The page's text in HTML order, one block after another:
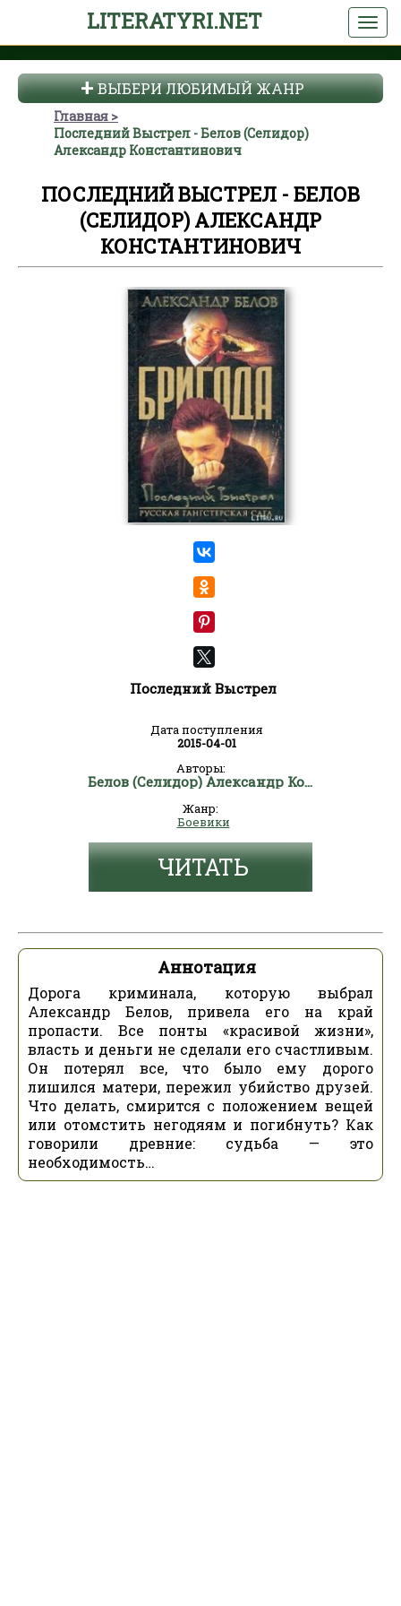
LITERATYRI.NET
ВЫБЕРИ ЛЮБИМЫЙ ЖАНР
Главная
Последний Выстрел - Белов (Селидор)
Александр Константинович
ПОСЛЕДНИЙ ВЫСТРЕЛ - БЕЛОВ
(СЕЛИДОР) АЛЕКСАНДР
КОНСТАНТИНОВИЧ
Последний Выстрел
Дата поступления
2015-04-01
Авторы:
Белов (Селидор) Александр Константинович
Жанр:
Боевики
ЧИТАТЬ
Аннотация
Дорога криминала, которую выбрал
Александр Белов, привела его на край
пропасти. Все понты «красивой жизни»,
власть и деньги не сделали его счастливым.
Он потерял все, что было ему дорого
лишился матери, пережил убийство друзей.
Что делать, смирится с положением вещей
или отомстить негодяям и погибнуть? Как
говорили древние: судьба — это
необходимость…